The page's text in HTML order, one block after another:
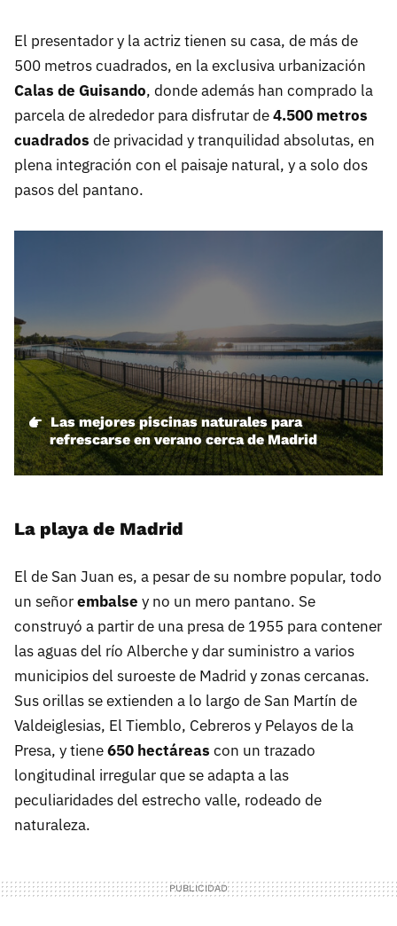
El presentador y la actriz tienen su casa, de más de
500 metros cuadrados, en la exclusiva urbanización
Calas de Guisando, donde además han comprado la
parcela de alrededor para disfrutar de4.500 metros
cuadrados de privacidad y tranquilidad absolutas, en
plena integración con el paisaje natural, y a solo dos
pasos del pantano.
Las mejores piscinas naturales para
refrescarse en verano cerca de Madrid
La playa de Madrid
El de San Juan es, a pesar de su nombre popular, todo
un señorembalse y no un mero pantano. Se
construyó a partir de una presa de 1955 para contener
las aguas del río Alberche y dar suministro a varios
municipios del suroeste de Madrid y zonas cercanas.
Sus orillas se extienden a lo largo de San Martín de
Valdeiglesias, El Tiemblo, Cebreros y Pelayos de la
Presa, y tiene650 hectáreas con un trazado
longitudinal irregular que se adapta a las
peculiaridades del estrecho valle, rodeado de
naturaleza.